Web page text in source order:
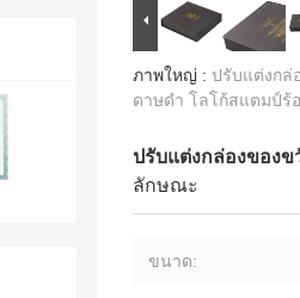
ภาพใหญ่ : ปรับแต่งกล่
ดาษดํา โลโก้สแตมป์ร้
ปรับแต่งกล่องของ
ลักษณะ
ขนาด: